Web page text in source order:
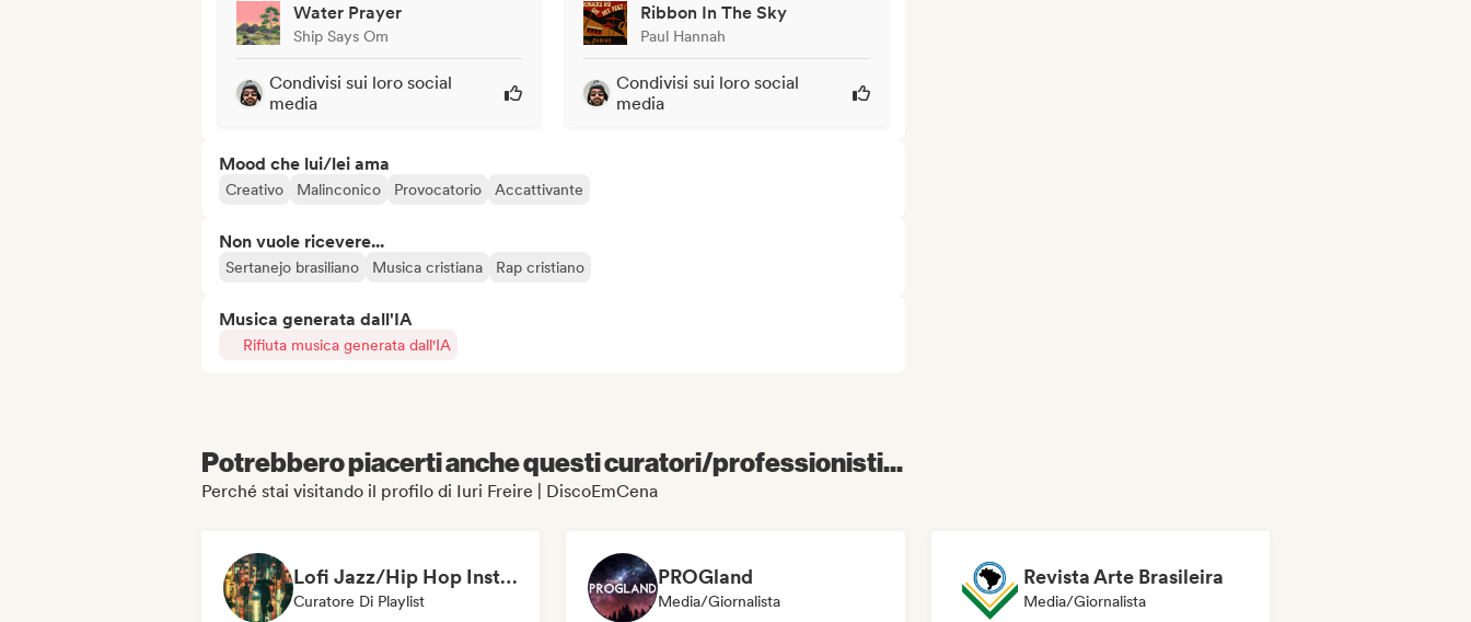
Water Prayer
Ship Says Om
Condivisi sui loro social
media
Ribbon In The Sky
Paul Hannah
Condivisi sui loro social
media
Mood che lui/lei ama
Creativo Malinconico Provocatorio Accattivante
Non vuole ricevere...
Sertanejo brasiliano Musica cristiana Rap cristiano
Musica generata dall'IA
Rifiuta musica generata dall'IA
Potrebbero piacerti anche questi curatori/professionisti...
Perché stai visitando il profilo di Iuri Freire | DiscoEmCena
Lofi Jazz/Hip Hop Instrumental
Curatore Di Playlist
PROGland
Media/Giornalista
Revista Arte Brasileira
Media/Giornalista